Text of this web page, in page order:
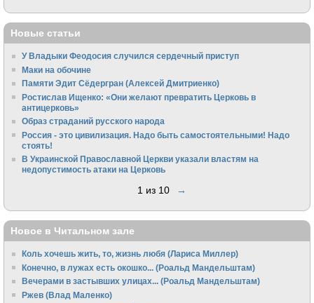
Новые статьи
У Владыки Феодосия случился сердечный приступ
Маки на обочине
Памяти Эдит Сёдергран (Алексей Дмитриенко)
Ростислав Ищенко: «Они желают превратить Церковь в
антицерковь»
Образ страданий русского народа
Россия - это цивилизация. Надо быть самостоятельными! Надо
стоять!
В Украинской Православной Церкви указали властям на
недопустимость атаки на Церковь
1 из 10 →
Новое в Читальном зале
Коль хочешь жить, то, жизнь любя (Лариса Миллер)
Конечно, в лужах есть окошко... (Роальд Мандельштам)
Вечерами в застывших улицах... (Роальд Мандельштам)
Ржев (Влад Маленко)